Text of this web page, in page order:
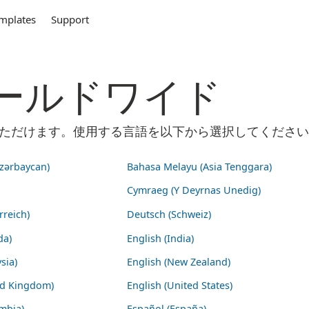
Support
ルドワイド
けます。使用する言語を以下から選択してくださ
Bahasa Melayu (Asia Tenggara)
Cymraeg (Y Deyrnas Unedig)
Deutsch (Schweiz)
English (India)
English (New Zealand)
Kingdom)
English (United States)